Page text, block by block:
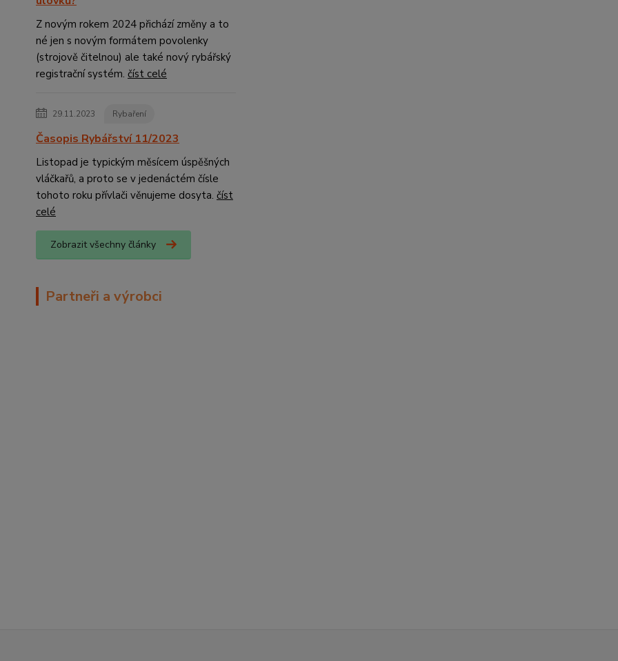
Z novým rokem 2024 přichází změny a to
né jen s novým formátem povolenky
(strojově čitelnou) ale také nový rybářský
registrační systém. číst celé
29.11.2023 Rybaření
Časopis Rybářství 11/2023
Listopad je typickým měsícem úspěšných
vláčkařů, a proto se v jedenáctém čísle
tohoto roku přívlači věnujeme dosyta. číst
celé
Zobrazit všechny články
Partneři a výrobci